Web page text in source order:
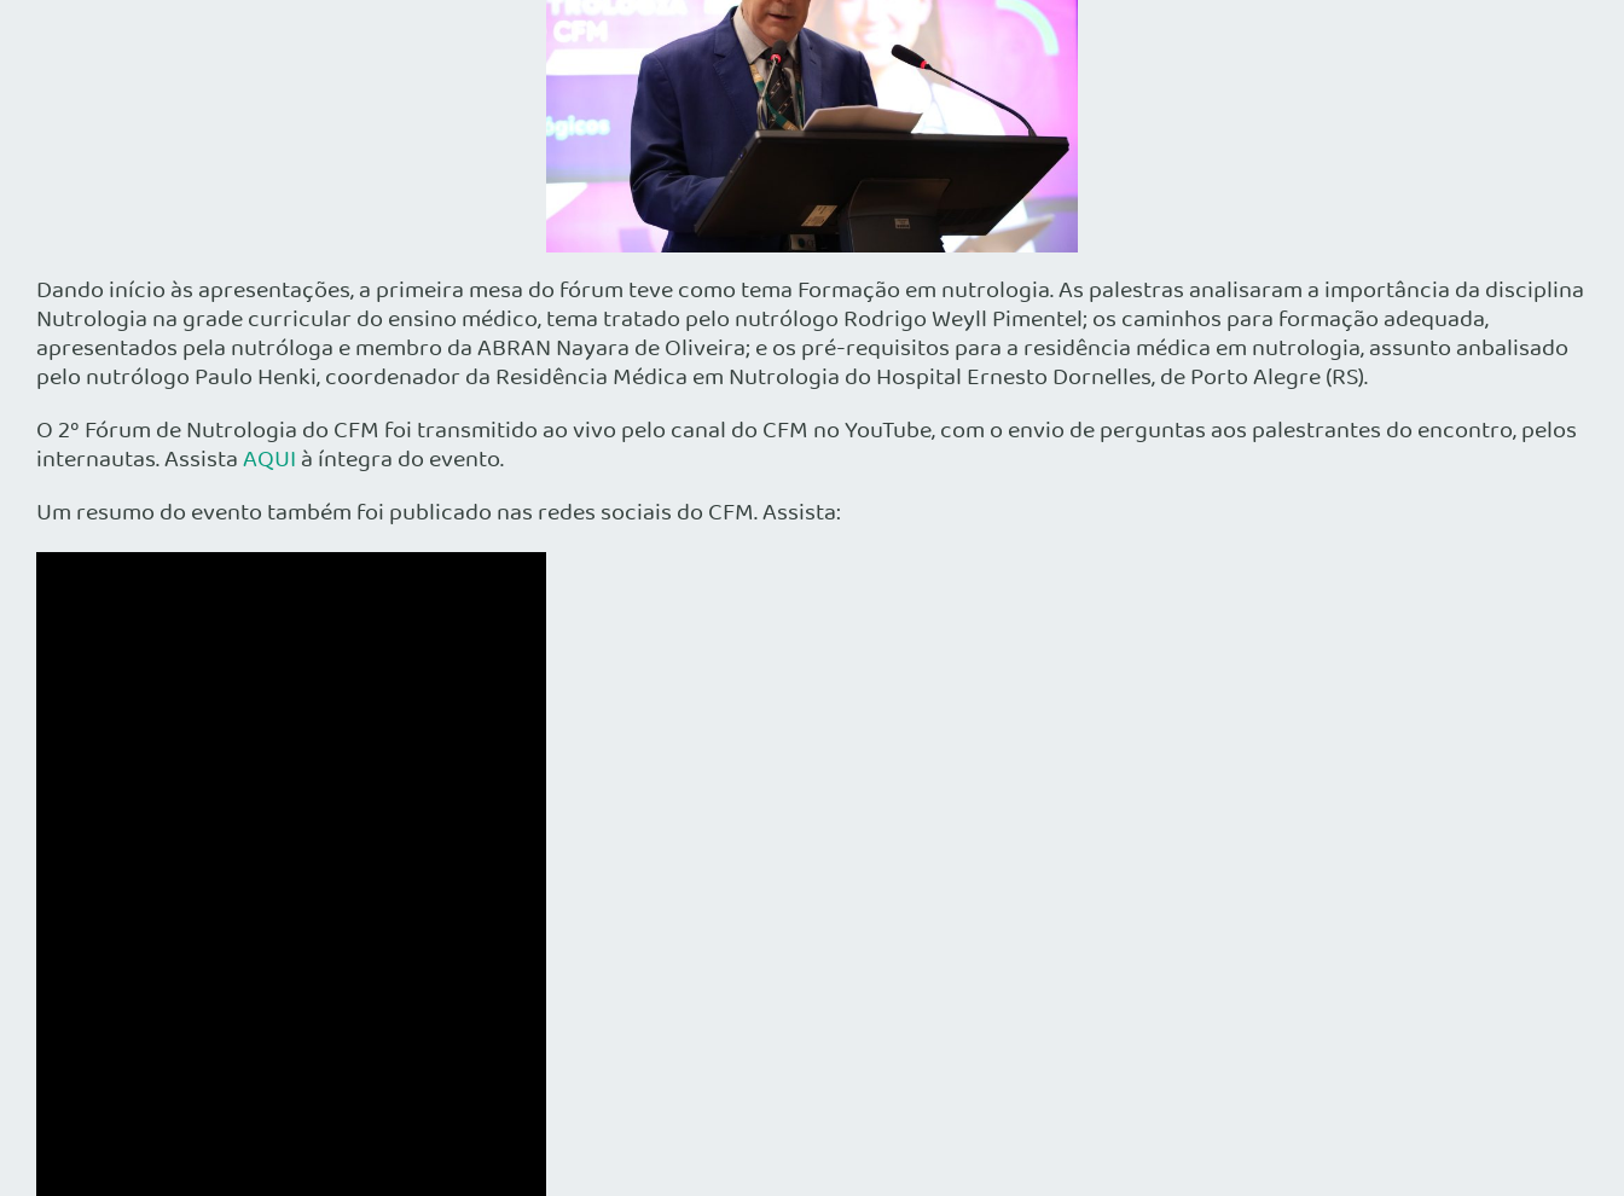
Dando início às apresentações, a primeira mesa do fórum teve como tema Formação em nutrologia. As palestras analisaram a importância da disciplina
Nutrologia na grade curricular do ensino médico, tema tratado pelo nutrólogo Rodrigo Weyll Pimentel; os caminhos para formação adequada,
apresentados pela nutróloga e membro da ABRAN Nayara de Oliveira; e os pré-requisitos para a residência médica em nutrologia, assunto anbalisado
pelo nutrólogo Paulo Henki, coordenador da Residência Médica em Nutrologia do Hospital Ernesto Dornelles, de Porto Alegre (RS).
O 2º Fórum de Nutrologia do CFM foi transmitido ao vivo pelo canal do CFM no YouTube, com o envio de perguntas aos palestrantes do encontro, pelos
internautas. AssistaAQUI à íntegra do evento.
Um resumo do evento também foi publicado nas redes sociais do CFM. Assista: